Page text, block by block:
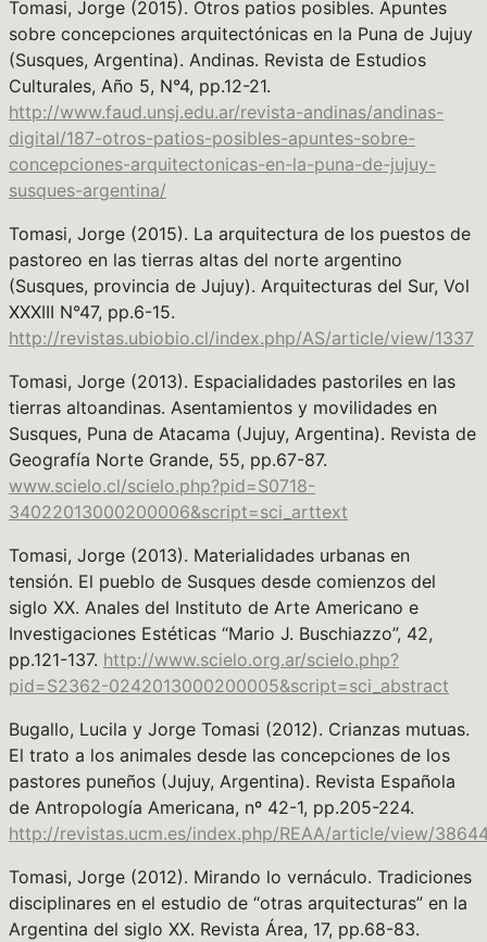
Tomasi, Jorge (2015). Otros patios posibles. Apuntes
sobre concepciones arquitectónicas en la Puna de Jujuy
(Susques, Argentina). Andinas. Revista de Estudios
Culturales, Año 5, N°4, pp.12-21.
http://www.faud.unsj.edu.ar/revista-andinas/andinas-
digital/187-otros-patios-posibles-apuntes-sobre-
concepciones-arquitectonicas-en-la-puna-de-jujuy-
susques-argentina/
Tomasi, Jorge (2015). La arquitectura de los puestos de
pastoreo en las tierras altas del norte argentino
(Susques, provincia de Jujuy). Arquitecturas del Sur, Vol
XXXIII N°47, pp.6-15.
http://revistas.ubiobio.cl/index.php/AS/article/view/1337
Tomasi, Jorge (2013). Espacialidades pastoriles en las
tierras altoandinas. Asentamientos y movilidades en
Susques, Puna de Atacama (Jujuy, Argentina). Revista de
Geografía Norte Grande, 55, pp.67-87.
www.scielo.cl/scielo.php?pid=S0718-
34022013000200006&script=sci_arttext
Tomasi, Jorge (2013). Materialidades urbanas en
tensión. El pueblo de Susques desde comienzos del
siglo XX. Anales del Instituto de Arte Americano e
Investigaciones Estéticas “Mario J. Buschiazzo”, 42,
pp.121-137. http://www.scielo.org.ar/scielo.php?
pid=S2362-0242013000200005&script=sci_abstract
Bugallo, Lucila y Jorge Tomasi (2012). Crianzas mutuas.
El trato a los animales desde las concepciones de los
pastores puneños (Jujuy, Argentina). Revista Española
de Antropología Americana, nº 42-1, pp.205-224.
http://revistas.ucm.es/index.php/REAA/article/view/
Tomasi, Jorge (2012). Mirando lo vernáculo. Tradiciones
disciplinares en el estudio de “otras arquitecturas” en la
Argentina del siglo XX. Revista Área, 17, pp.68-83.